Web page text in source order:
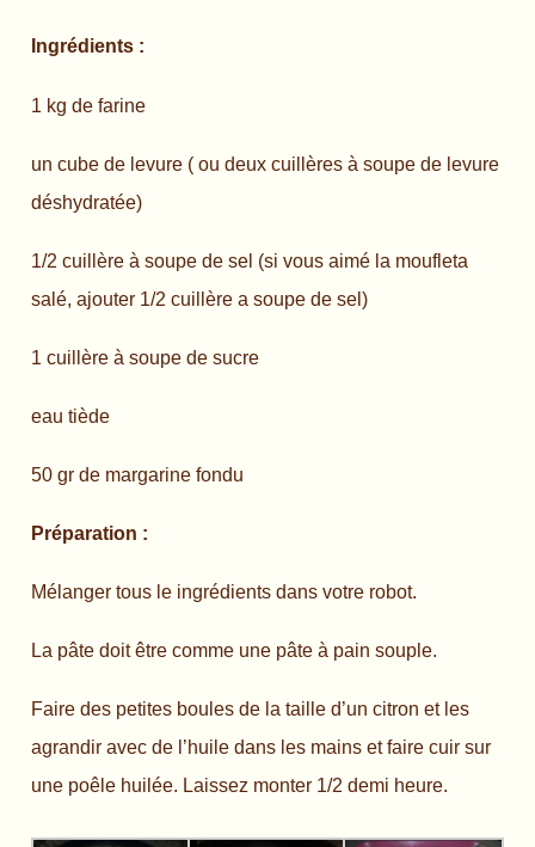
Ingrédients :
1 kg de farine
un cube de levure ( ou deux cuillères à soupe de levure
déshydratée)
1/2 cuillère à soupe de sel (si vous aimé la moufleta
salé, ajouter 1/2 cuillère a soupe de sel)
1 cuillère à soupe de sucre
eau tiède
50 gr de margarine fondu
Préparation :
Mélanger tous le ingrédients dans votre robot.
La pâte doit être comme une pâte à pain souple.
Faire des petites boules de la taille d’un citron et les
agrandir avec de l’huile dans les mains et faire cuir sur
une poêle huilée. Laissez monter 1/2 demi heure.